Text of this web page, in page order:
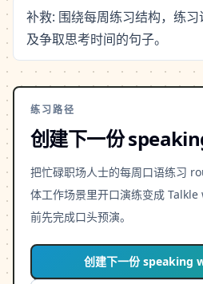
补救: 围绕每周练习结构，练
及争取思考时间的句子。
练习路径
创建下一份
把忙碌职场人士的每周口语练习
体工作场景里开口演练变成
前先完成口头预演。
创建下一份 speaking